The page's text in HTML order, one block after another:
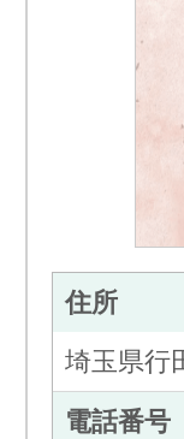
住所
埼玉県行
電話番号